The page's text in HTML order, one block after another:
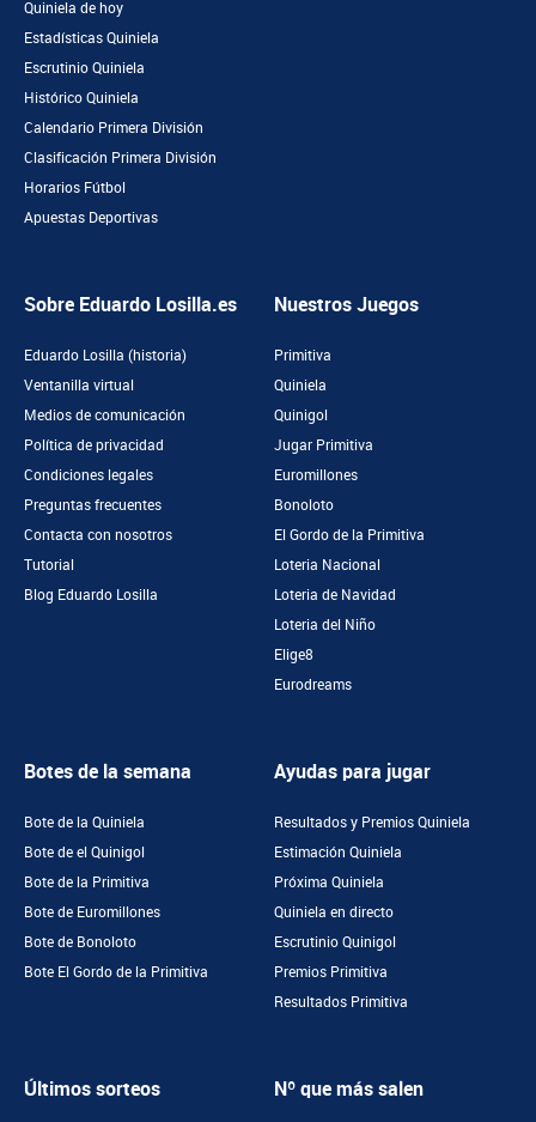
Quiniela de hoy
Estadísticas Quiniela
Escrutinio Quiniela
Histórico Quiniela
Calendario Primera División
Clasificación Primera División
Horarios Fútbol
Apuestas Deportivas
Sobre Eduardo Losilla.es
Eduardo Losilla (historia)
Ventanilla virtual
Medios de comunicación
Política de privacidad
Condiciones legales
Preguntas frecuentes
Contacta con nosotros
Tutorial
Blog Eduardo Losilla
Nuestros Juegos
Primitiva
Quiniela
Quinigol
Jugar Primitiva
Euromillones
Bonoloto
El Gordo de la Primitiva
Loteria Nacional
Loteria de Navidad
Loteria del Niño
Elige8
Eurodreams
Botes de la semana
Bote de la Quiniela
Bote de el Quinigol
Bote de la Primitiva
Bote de Euromillones
Bote de Bonoloto
Bote El Gordo de la Primitiva
Ayudas para jugar
Resultados y Premios Quiniela
Estimación Quiniela
Próxima Quiniela
Quiniela en directo
Escrutinio Quinigol
Premios Primitiva
Resultados Primitiva
Últimos sorteos Nº que más salen